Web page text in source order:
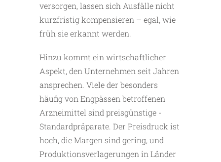
versorgen, lassen sich Ausfälle nicht
kurzfristig kompensieren – egal, wie
früh sie erkannt werden.
Hinzu kommt ein wirtschaftlicher
Aspekt, den Unternehmen seit Jahren
ansprechen. Viele der besonders
häufig von Engpässen betroffenen
Arzneimittel sind preisgünstige ­
Standardpräparate. Der Preisdruck ist
hoch, die Margen sind gering, und
Produktionsverlagerungen in Länder